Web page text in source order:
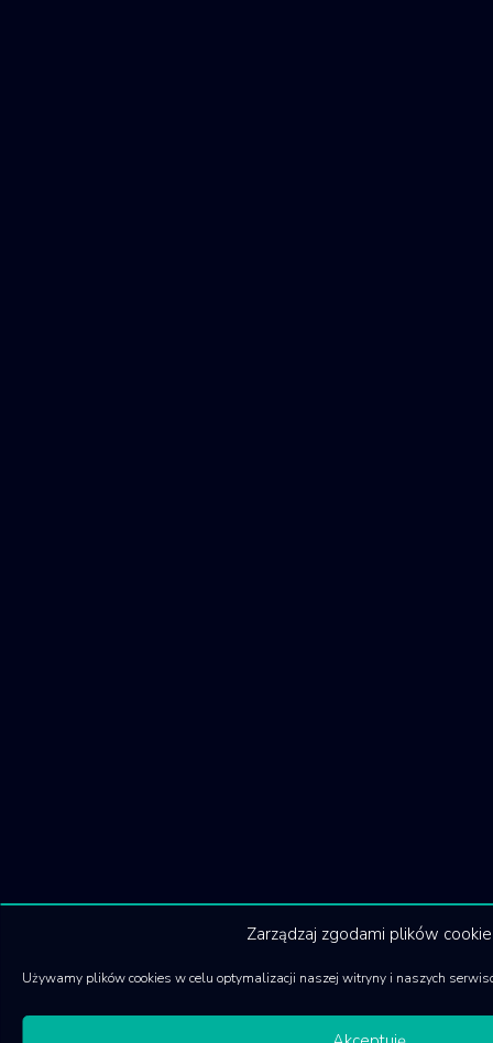
Zarządzaj zgodami plików cookie
Używamy plików cookies w celu optymalizacji naszej witryny i naszych